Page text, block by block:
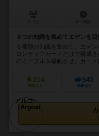
８つの知識を集めてエデンを目
８種類の知識を集めて、エデ
ロンティアカードだけで構成
のミープルを移動させ、カード
214
興味あり
541
経験あり